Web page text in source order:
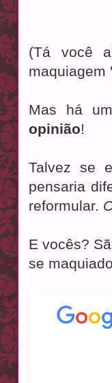
(Tá você
maquiagem
Mas há
opinião!
Talvez se
pensaria
reformular.
E vocês?
se